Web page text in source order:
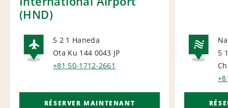
(HND)
AIRPORT
5 2 1 Haneda
Ota Ku 144 0043 JP
+81 50-1712-2661
RÉSERVER MAINTENANT
5